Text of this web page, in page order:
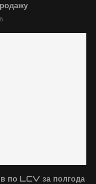
по LCV за полгода